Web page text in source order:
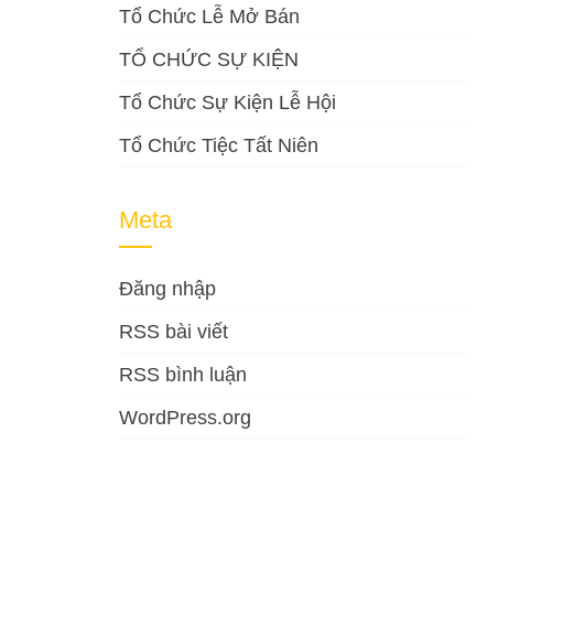
Tổ Chức Lễ Mở Bán
TỔ CHỨC SỰ KIỆN
Tổ Chức Sự Kiện Lễ Hội
Tổ Chức Tiệc Tất Niên
Meta
Đăng nhập
RSS bài viết
RSS bình luận
WordPress.org